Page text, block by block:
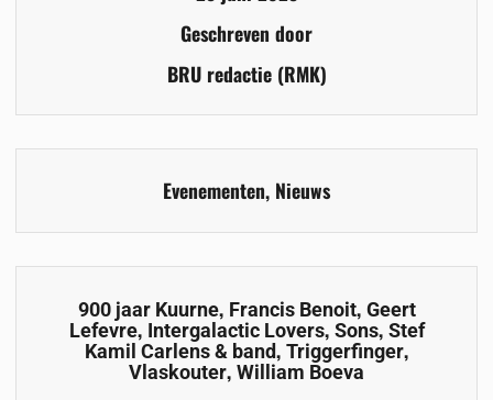
Geschreven door
BRU redactie (RMK)
Evenementen, Nieuws
900 jaar Kuurne, Francis Benoit, Geert
Lefevre, Intergalactic Lovers, Sons, Stef
Kamil Carlens & band, Triggerfinger,
Vlaskouter, William Boeva